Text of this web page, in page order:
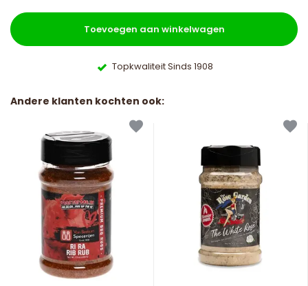
Toevoegen aan winkelwagen
Topkwaliteit Sinds 1908
Andere klanten kochten ook: